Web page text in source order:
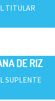
TITULAR
DE RIZ
SUPLENTE